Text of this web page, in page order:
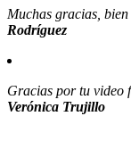
Muchas gracias,
Rodríguez
Gracias por tu video
Verónica Trujillo